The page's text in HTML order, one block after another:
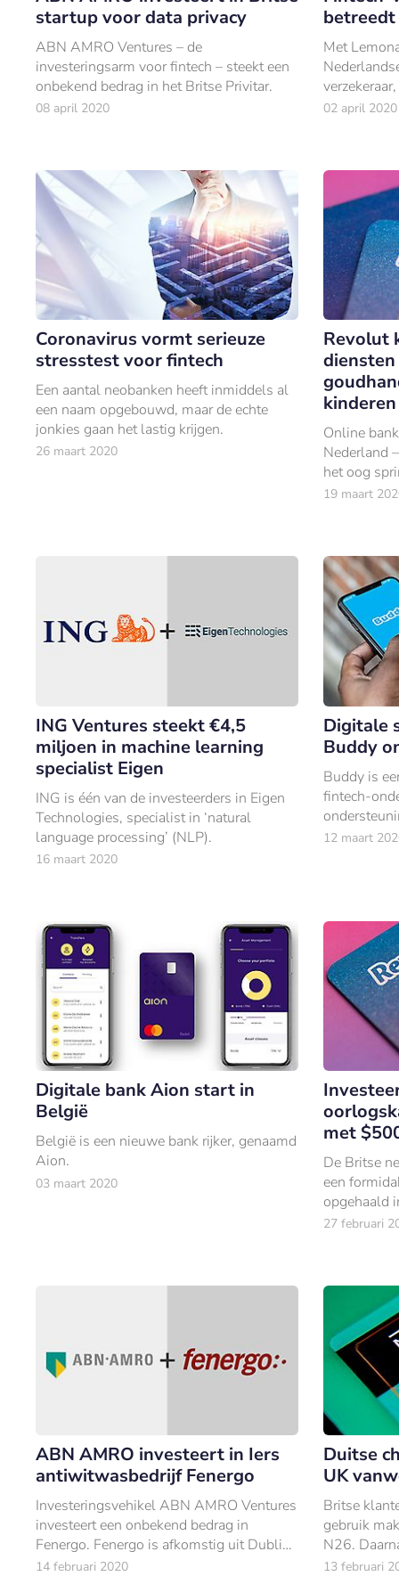
startup voor data privacy
ABN AMRO Ventures – de
investeringsarm voor fintech – steekt een
onbekend bedrag in het Britse Privitar.
08 april 2020
Met
men altijd
02 april 2020
Coronavirus vormt serieuze
stresstest voor fintech
Een aantal neobanken heeft inmiddels al
een naam opgebouwd, maar de echte
jonkies gaan het lastig krijgen.
26 maart 2020
Revolut
kinderen
Online
Nederland
het oog
19 maart
ING Ventures steekt €4,5
miljoen in machine learning
specialist Eigen
ING is één van de investeerders in Eigen
Technologies, specialist in ‘natural
language processing’ (NLP).
16 maart 2020
Digitale
Buddy
Buddy is
fintech-
12 maart
Digitale bank Aion start in
België
België is een nieuwe bank rijker, genaamd
Aion.
03 maart 2020
met
De Britse
een
opgehaald
27 februari
ABN AMRO investeert in Iers
antiwitwasbedrijf Fenergo
Investeringsvehikel ABN AMRO Ventures
investeert een onbekend bedrag in
Fenergo. Fenergo is afkomstig uit Dublin
en levert Client Lifecycle Management
14 februari 2020
Duitse
UK
Britse
gebruik
N26.
neobank
13 februari